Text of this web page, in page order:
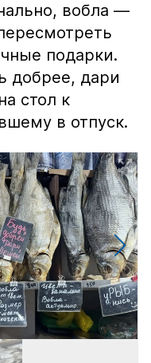
вобла —
подарки.
добрее, дари
стол к
в отпуск.